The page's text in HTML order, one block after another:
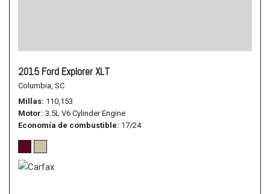
2015 Ford Explorer XLT
Columbia, SC
Millas 110,153
Motor 3.5L V6 Cylinder Engine
Economía de combustible 17/24